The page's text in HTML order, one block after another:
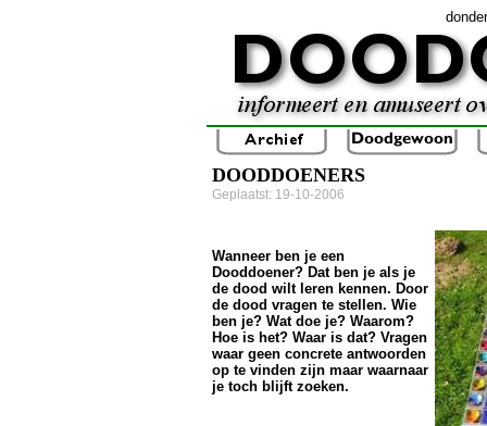
DOODDOENERS
Geplaatst: 19-10-2006
Wanneer ben je een
Dooddoener? Dat ben je als je
de dood wilt leren kennen. Door
de dood vragen te stellen. Wie
ben je? Wat doe je? Waarom?
Hoe is het? Waar is dat? Vragen
waar geen concrete antwoorden
op te vinden zijn maar waarnaar
je toch blijft zoeken.